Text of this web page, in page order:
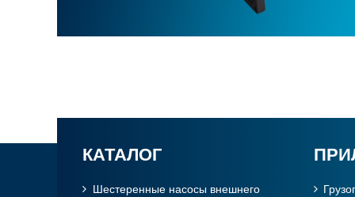
КАТАЛОГ
Шестеренные насосы внешнего